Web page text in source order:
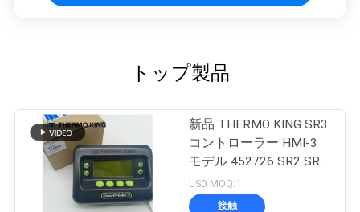
トップ製品
新品 THERMO KING SR3
コントローラー HMI-3
モデル 452726 SR2 SR3
SR4 修理サービス付き
USD MOQ:1
接触